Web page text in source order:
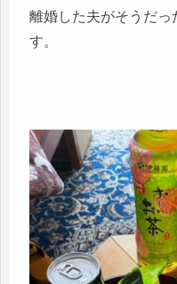
離婚した夫がそうだっ
す。